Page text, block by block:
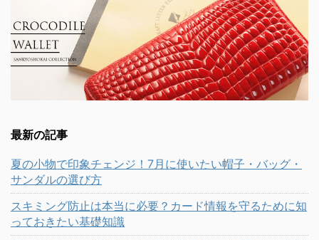
最新の記事
夏の小物で印象チェンジ！7月に使いたい帽子・バッグ・
サンダルの選び方
スキミング防止は本当に必要？カード情報を守るために知
っておきたい基礎知識